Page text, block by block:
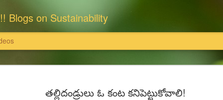
త‌ల్లిదండ్రులు ఓ కంట క‌నిపెట్టుకోవాలి!
Blogs on Sustainability
सतसंग सभा
राधास्वामी सतसंग सभा ने समस्त भूमि एवं